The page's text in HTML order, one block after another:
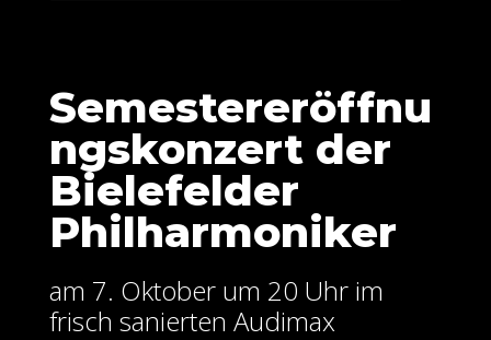
Semestereröffnu
ngskonzert der
Bielefelder
Philharmoniker
am 7. Oktober um 20 Uhr im
frisch sanierten Audimax